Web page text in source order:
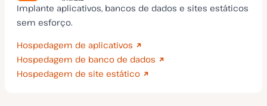
Implante aplicativos, bancos de dados e sites estáticos
sem esforço.
Hospedagem de aplicativos
Hospedagem de banco de dados
Hospedagem de site estático